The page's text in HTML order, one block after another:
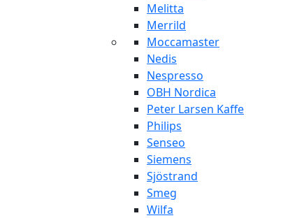
Melitta
Merrild
Moccamaster
Nedis
Nespresso
OBH Nordica
Peter Larsen Kaffe
Philips
Senseo
Siemens
Sjöstrand
Smeg
Wilfa